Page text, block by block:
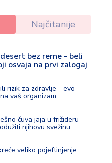
Najčitanije
bez rerne - beli
osvaja na prvi zalogaj
rizik za zdravlje - evo
vaš organizam
čuva jaja u frižideru -
njihovu svežinu
veliko pojeftinjenje